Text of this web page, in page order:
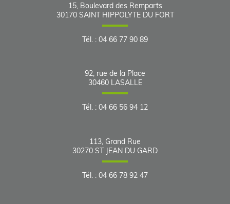
15, Boulevard des Remparts
30170 SAINT HIPPOLYTE DU FORT
Tél. : 04 66 77 90 89
92, rue de la Place
30460 LASALLE
Tél. : 04 66 56 94 12
113, Grand Rue
30270 ST JEAN DU GARD
Tél. : 04 66 78 92 47